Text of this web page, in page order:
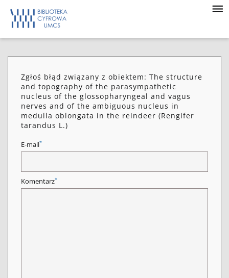
Zgłoś błąd związany z obiektem: The structure
and topography of the parasympathetic
nucleus of the glossopharyngeal and vagus
nerves and of the ambiguous nucleus in
medulla oblongata in the reindeer (Rengifer
tarandus L.)
E-mail*
Komentarz*